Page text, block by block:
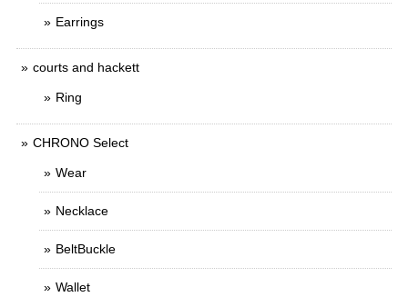
Earrings
courts and hackett
Ring
CHRONO Select
Wear
Necklace
BeltBuckle
Wallet